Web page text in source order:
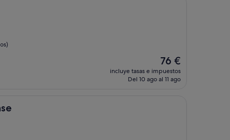
El
precio
actual
76 €
incluye tasas e impuestos
Del 10 ago al 11 ago